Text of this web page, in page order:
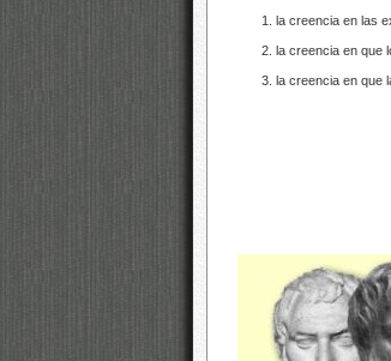
la creencia en las
la creencia en que
la creencia en que